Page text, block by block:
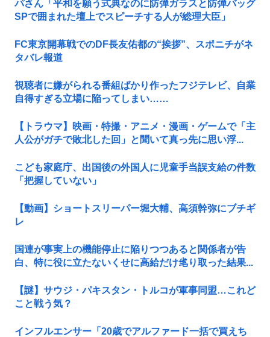
パさん「平和を願う式典なのに防弾ガラスと防弾バッグ
SPで囲まれた壇上でスピーチする人が総理大臣」
FC東京開幕戦でのDF長友佑都の“挨拶”、スポニチがネ
タバレ報道
視聴者に嫌がられる番組ばかり作ったフジテレビ、自業
自得すぎる立場に陥ってしまい……
【トラウマ】映画・特撮・アニメ・漫画・ゲームで「主
人公がガチで敗北した回」と聞いて真っ先に思い浮...
こども家庭庁、出国後の外国人に児童手当誤支給の件数
「把握していない」
【動画】ショートスリーパー堀大輔、高須幹弥にブチギ
レ
国連が事実上の機能停止に陥りつつあると関係者が告
白、特に役に立たないくせに高給だけ毟り取った結果...
【謎】サウジ・パキスタン・トルコが軍事同盟…これど
こと戦う気？
インフルエンサー「20歳でアルファード一括で買えち